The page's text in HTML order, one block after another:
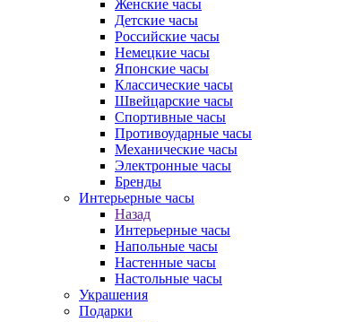
Женские часы
Детские часы
Российские часы
Немецкие часы
Японские часы
Классические часы
Швейцарские часы
Спортивные часы
Противоударные часы
Механические часы
Электронные часы
Бренды
Интерьерные часы
Назад
Интерьерные часы
Напольные часы
Настенные часы
Настольные часы
Украшения
Подарки